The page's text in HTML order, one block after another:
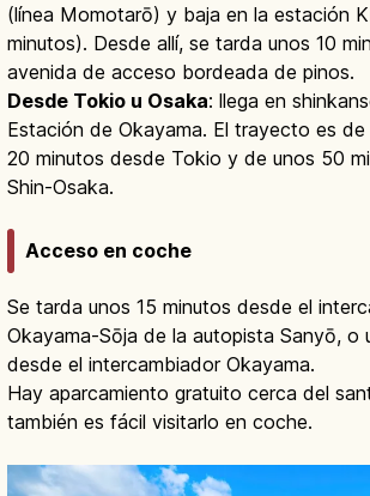
(línea Momotarō) y baja en la estación
minutos). Desde allí, se tarda unos 10
avenida de acceso bordeada de pinos.
Desde Tokio u Osaka: llega en
Estación de Okayama. El trayecto es
20 minutos desde Tokio y de unos 50
Shin-Osaka.
Acceso en coche
Se tarda unos 15 minutos desde el
Okayama-Sōja de la autopista Sanyō, o
desde el intercambiador Okayama.
Hay aparcamiento gratuito cerca del
también es fácil visitarlo en coche.